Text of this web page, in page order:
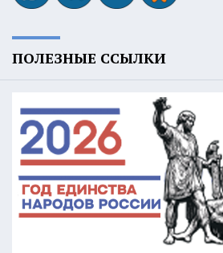
ПОЛЕЗНЫЕ ССЫЛКИ